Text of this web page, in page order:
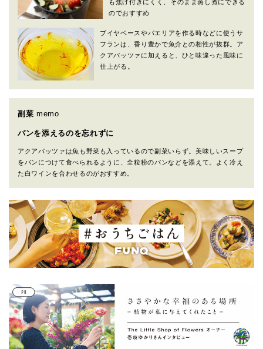
も焦げ付きにくく、そのまま蒸し煮にできる
のでおすすめ
ブイヤベースやパエリアを作る時などに使うサ
フランは、香り豊かで魚介との相性が抜群。ア
クアパッツァに加えると、ひと味違った風味に
仕上がる。
副菜 memo
パンを添えるのを忘れずに
アクアパッツァは魚も野菜も入っているので副菜いらず。美味しいスープ
をパンにつけて食べられるように、全粒粉のパンなどを添えて。よく冷え
た白ワインを合わせるのがおすすめ。